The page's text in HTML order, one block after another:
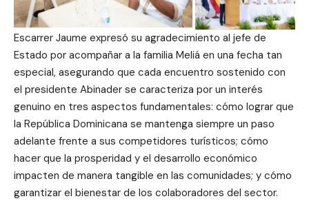
Escarrer Jaume expresó su agradecimiento al jefe de
Estado por acompañar a la familia Meliá en una fecha tan
especial, asegurando que cada encuentro sostenido con
el presidente Abinader se caracteriza por un interés
genuino en tres aspectos fundamentales: cómo lograr que
la República Dominicana se mantenga siempre un paso
adelante frente a sus competidores turísticos; cómo
hacer que la prosperidad y el desarrollo económico
impacten de manera tangible en las comunidades; y cómo
garantizar el bienestar de los colaboradores del sector.